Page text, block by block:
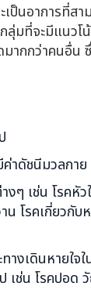
เป็นอาการที่ส
มที่จะมีแนวโ
มากกว่าคนอื่น
าดัชนีมวลกา
งๆ เช่น โรคหัว
น โรคเกี่ยวกั
างเดินหายใจ
เช่น โรคปอด